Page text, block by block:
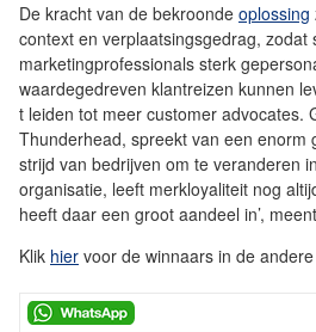
De kracht van de bekroonde oplossing
context en verplaatsingsgedrag, zodat
marketingprofessionals sterk
waardegedreven klantreizen kunnen
t leiden tot meer customer advocates.
Thunderhead, spreekt van een enorm
strijd van bedrijven om te veranderen
organisatie, leeft merkloyaliteit nog
heeft daar een groot aandeel in’,
Klik hier voor de winnaars in de